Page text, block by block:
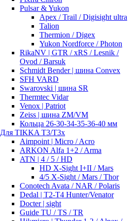
Pulsar & Yukon
Apex / Trail / Digisight ultra
Talion
Thermion / Digex
Yukon Nordforce / Photon
RikaNV | GTR / xRS / Lesnik /
Ovod / Barsuk
Schmidt Bender | шина Convex
SFH VARD
Swarovski | шина SR
Thermtec Vidar
Venox | Patriot
Zeiss | шина ZM/VM
Кольца 26-30-34-35-36-40 мм
Для TIKKA T3/T3x
Aimpoint | Micro / Acro
ARKON Alfa 1+2 / Arma
ATN | 4 / 5 / HD
HD X-Sight I+II / Mars
4/5 X-Sight / Mars / Thor
Conotech Avata / NAR / Polaris
Dedal | T2-T4 Hunter/Venator
Docter | sight
Guide TU / TS / TR